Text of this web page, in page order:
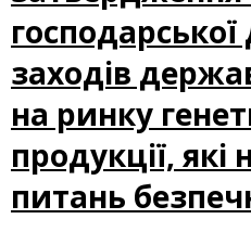
заходів
на ринку
продукції,
питань